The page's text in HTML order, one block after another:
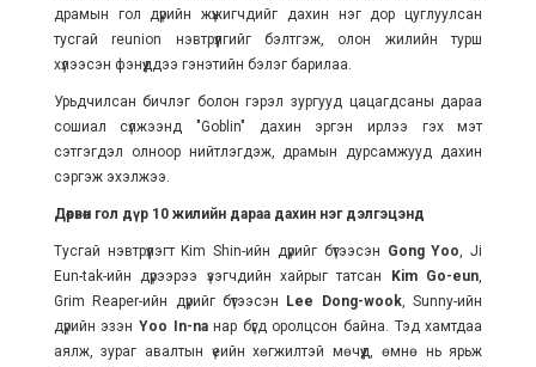
драмын гол дүрийн жүжигчдийг дахин нэг дор цуглуулсан
тусгай reunion нэвтрүүлгийг бэлтгэж, олон жилийн турш
хүлээсэн фэнүүддээ гэнэтийн бэлэг барилаа.
Урьдчилсан бичлэг болон гэрэл зургууд цацагдсаны дараа
сошиал сүлжээнд "Goblin" дахин эргэн ирлээ гэх мэт
сэтгэгдэл олноор нийтлэгдэж, драмын дурсамжууд дахин
сэргэж эхэлжээ.
Дөрвөн гол дүр 10 жилийн дараа дахин нэг дэлгэцэнд
Тусгай нэвтрүүлэгт Kim Shin-ийн дүрийг бүтээсэн Gong Yoo, Ji
Eun-tak-ийн дүрээрээ үзэгчдийн хайрыг татсан
Kim Go-eun,
Grim Reaper-ийн дүрийг бүтээсэн
Lee Dong-wook, Sunny-ийн
дүрийн эзэн Yoo In-naнар бүгд оролцсон байна. Тэд хамтдаа
аялж, зураг авалтын үеийн хөгжилтэй мөчүүд, өмнө нь ярьж